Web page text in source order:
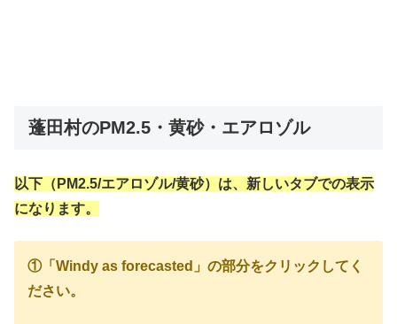
蓬田村のPM2.5・黄砂・エアロゾル
以下（PM2.5/エアロゾル/黄砂）は、新しいタブでの表示
になります。
①「Windy as forecasted」の部分をクリックしてく
ださい。